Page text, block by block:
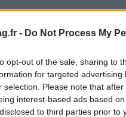
- Do Not Process My
opt-out of the sale, sharing to
for targeted
selection. Please note that
interest-based ads based
to third parties prior